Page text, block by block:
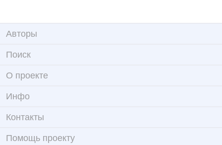
Авторы
Поиск
О проекте
Инфо
Контакты
Помощь проекту